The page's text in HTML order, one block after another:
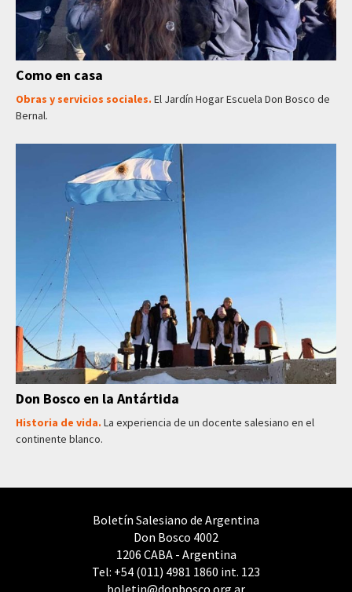
Como en casa
Obras y servicios sociales. El Jardín Hogar Escuela Don Bosco de
Bernal.
Don Bosco en la Antártida
Historia de vida. La experiencia de un docente salesiano en el
continente blanco.
Boletín Salesiano de Argentina
Don Bosco 4002
1206 CABA - Argentina
Tel: +54 (011) 4981 1860 int. 123
boletin@donbosco.org.ar